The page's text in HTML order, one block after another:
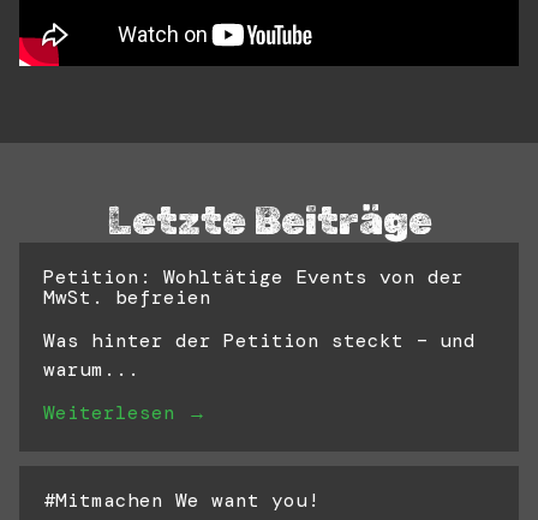
Letzte Beiträge
Petition: Wohltätige Events von der
MwSt. befreien
Was hinter der Petition steckt – und
warum...
Weiterlesen →
#Mitmachen We want you!